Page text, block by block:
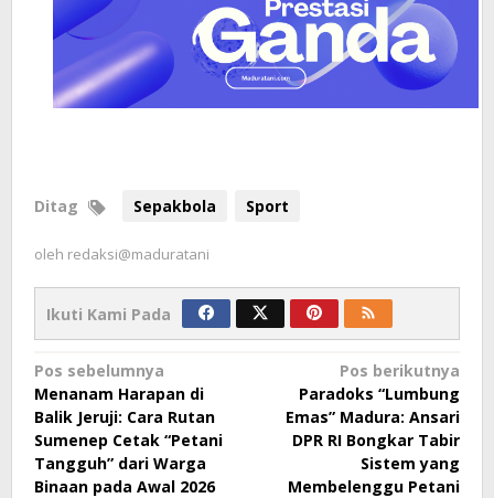
Ditag Sepakbola Sport
oleh redaksi@maduratani
Ikuti Kami Pada
Navigasi
pos
Pos sebelumnya
Menanam Harapan di
Balik Jeruji: Cara Rutan
Sumenep Cetak “Petani
Tangguh” dari Warga
Binaan pada Awal 2026
Pos berikutnya
Paradoks “Lumbung
Emas” Madura: Ansari
DPR RI Bongkar Tabir
Sistem yang
Membelenggu Petani